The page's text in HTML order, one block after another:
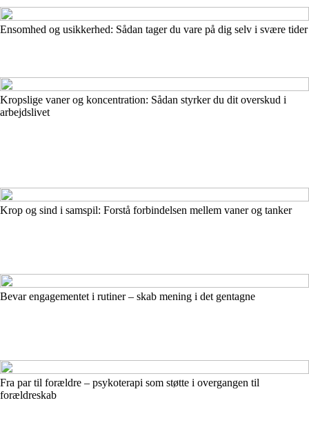
Ensomhed og usikkerhed: Sådan tager du vare på dig selv i svære tider
Kropslige vaner og koncentration: Sådan styrker du dit overskud i
arbejdslivet
Krop og sind i samspil: Forstå forbindelsen mellem vaner og tanker
Bevar engagementet i rutiner – skab mening i det gentagne
Fra par til forældre – psykoterapi som støtte i overgangen til
forældreskab